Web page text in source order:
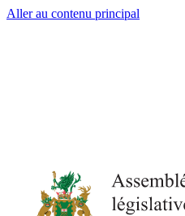
Aller au contenu principal